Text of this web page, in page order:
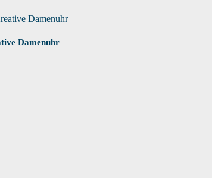
Damenuhr